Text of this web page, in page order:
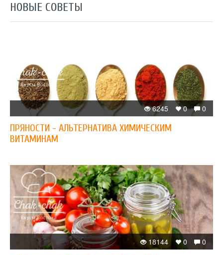
НОВЫЕ СОВЕТЫ
0
0
6245
ПРЯНОСТИ - АЛЬТЕРНАТИВА ХИМИЧЕСКИМ
ВИТАМИНАМ
0
0
18144